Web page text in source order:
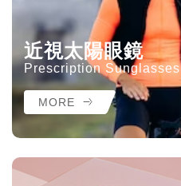
近視太陽眼鏡
Prescription Sunglasses
MORE